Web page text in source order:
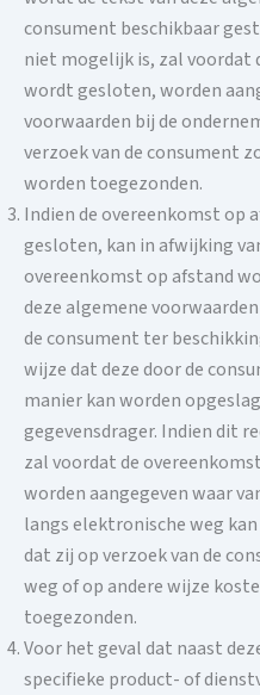
consument beschikbaar
niet mogelijk is, zal voordat
wordt gesloten, worden
voorwaarden bij de
verzoek van de consument
worden toegezonden.
Indien de overeenkomst op
gesloten, kan in afwijking
overeenkomst op afstand
deze algemene
de consument ter
wijze dat deze door de
manier kan worden
gegevensdrager. Indien dit
zal voordat de
worden aangegeven waar
langs elektronische weg
dat zij op verzoek van de
weg of op andere wijze
toegezonden.
Voor het geval dat naast
specifieke product- of